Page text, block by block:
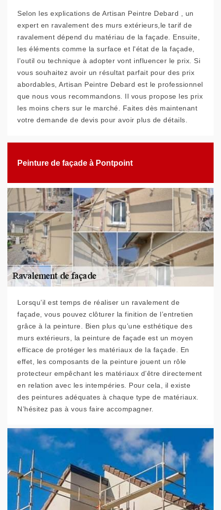
Selon les explications de Artisan Peintre Debard , un
expert en ravalement des murs extérieurs,le tarif de
ravalement dépend du matériau de la façade. Ensuite,
les éléments comme la surface et l'état de la façade,
l'outil ou technique à adopter vont influencer le prix. Si
vous souhaitez avoir un résultat parfait pour des prix
abordables, Artisan Peintre Debard est le professionnel
que nous vous recommandons. Il vous propose les prix
les moins chers sur le marché. Faites dès maintenant
votre demande de devis pour avoir plus de détails.
Peinture de façade à Pontpoint
Lorsqu’il est temps de réaliser un ravalement de
façade, vous pouvez clôturer la finition de l’entretien
grâce à la peinture. Bien plus qu’une esthétique des
murs extérieurs, la peinture de façade est un moyen
efficace de protéger les matériaux de la façade. En
effet, les composants de la peinture jouent un rôle
protecteur empêchant les matériaux d’être directement
en relation avec les intempéries. Pour cela, il existe
des peintures adéquates à chaque type de matériaux.
N’hésitez pas à vous faire accompagner.